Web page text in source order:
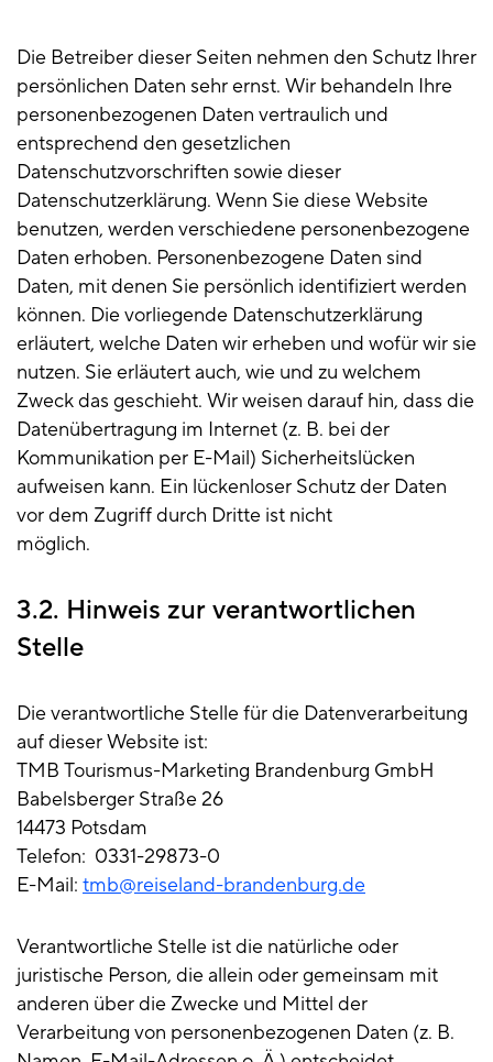
Die Betreiber dieser Seiten nehmen den Schutz Ihrer
persönlichen Daten sehr ernst. Wir behandeln Ihre
personenbezogenen Daten vertraulich und
entsprechend den gesetzlichen
Datenschutzvorschriften sowie dieser
Datenschutzerklärung. Wenn Sie diese Website
benutzen, werden verschiedene personenbezogene
Daten erhoben. Personenbezogene Daten sind
Daten, mit denen Sie persönlich identifiziert werden
können. Die vorliegende Datenschutzerklärung
erläutert, welche Daten wir erheben und wofür wir sie
nutzen. Sie erläutert auch, wie und zu welchem
Zweck das geschieht. Wir weisen darauf hin, dass die
Datenübertragung im Internet (z. B. bei der
Kommunikation per E-Mail) Sicherheitslücken
aufweisen kann. Ein lückenloser Schutz der Daten
vor dem Zugriff durch Dritte ist nicht
möglich.
3.2. Hinweis zur verantwortlichen
Stelle
Die verantwortliche Stelle für die Datenverarbeitung
auf dieser Website ist:
TMB Tourismus-Marketing Brandenburg GmbH
Babelsberger Straße 26
14473 Potsdam
Telefon: 0331-29873-0
E-Mail: tmb@reiseland-brandenburg.de
Verantwortliche Stelle ist die natürliche oder
juristische Person, die allein oder gemeinsam mit
anderen über die Zwecke und Mittel der
Verarbeitung von personenbezogenen Daten (z. B.